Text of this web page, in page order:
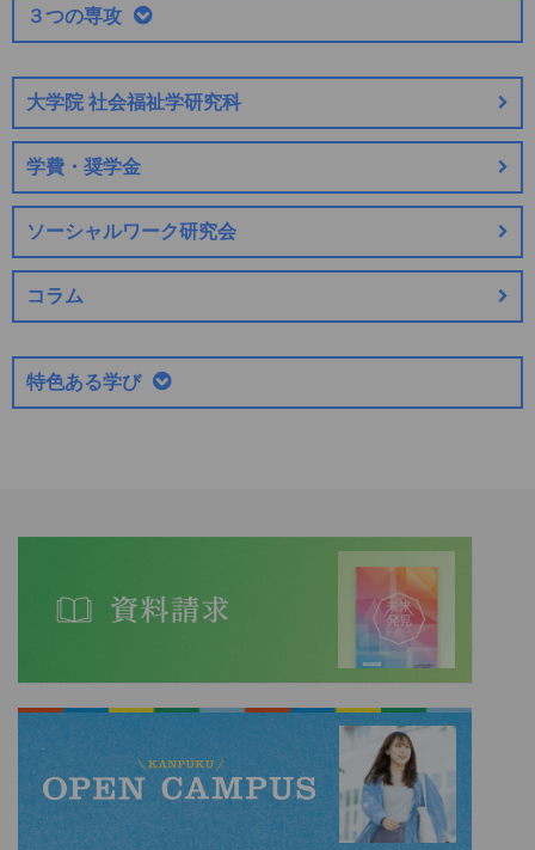
３つの専攻
大学院 社会福祉学研究科
学費・奨学金
ソーシャルワーク研究会
コラム
特色ある学び